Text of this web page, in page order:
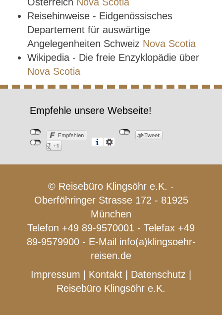
Reisehinweise - Eidgenössisches
Departement für auswärtige
Angelegenheiten Schweiz Nova Scotia
Wikipedia - Die freie Enzyklopädie über
Nova Scotia
Empfehle unsere Webseite!
© Reisebüro Klingsöhr e.K. -
Oberföhringer Strasse 172 - 81925
München
Telefon +49 89-9570001 - Telefax +49
89-9579900 - E-Mail info(a)klingsoehr-
reisen.de
Impressum
Kontakt Datenschutz
Reisebüro Klingsöhr e.K.